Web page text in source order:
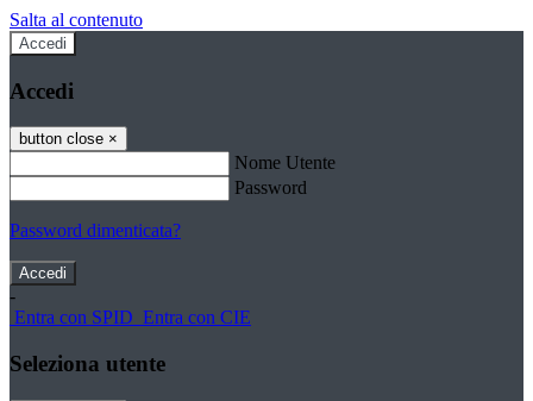
Salta al contenuto
Accedi
Accedi
button close ×
Nome Utente
Password
Password dimenticata?
-
Entra con SPID Entra con CIE
Seleziona utente